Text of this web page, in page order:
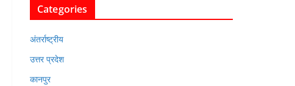
Categories
अंतर्राष्ट्रीय
उत्तर प्रदेश
कानपुर